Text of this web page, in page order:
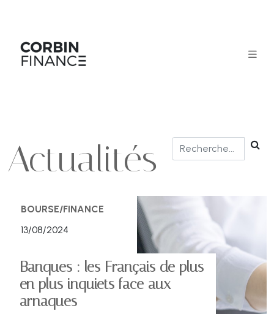
Actualités
BOURSE/FINANCE
13/08/2024
Banques : les Français de plus
en plus inquiets face aux
arnaques